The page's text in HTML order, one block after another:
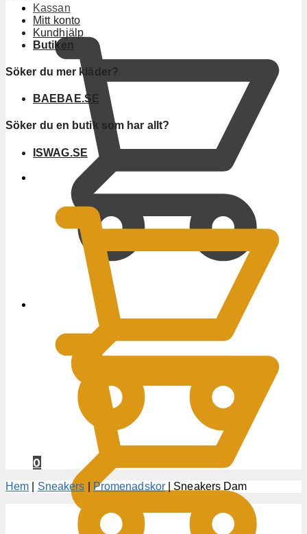
Kassan
Mitt konto
Kundhjälp
Butiken
Söker du mer kläder?
BAEBAE.SE
Söker du en butik som har allt?
ISWAG.SE
0
Hem Sneakers Promenadskor| Sneakers Dam